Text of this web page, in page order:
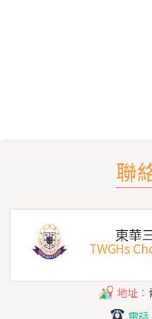
聯
東華
TWGHs
地址：
電話